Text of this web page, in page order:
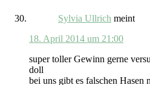
Sylvia Ullrich meint
18. April 2014 um 21:00
super toller Gewinn gerne
doll
bei uns gibt es falschen